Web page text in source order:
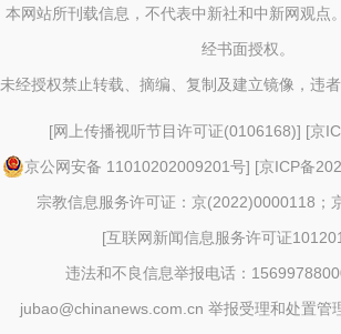
本网站所刊载信息，不代表中新社和中新网观点
经书面授权。
未经授权禁止转载、摘编、复制及建立镜像，违
[网上传播视听节目许可证(0106168)] [京
京公网安备 11010202009201号] [京ICP备
宗教信息服务许可证：京(2022)0000118；
[互联网新闻信息服务许可证
违法和不良信息举报电话：
jubao@chinanews.com.cn 举报受理和处置管